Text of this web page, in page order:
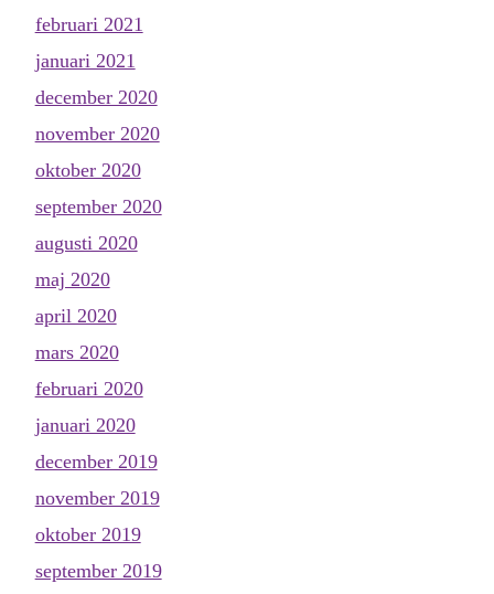
februari 2021
januari 2021
december 2020
november 2020
oktober 2020
september 2020
augusti 2020
maj 2020
april 2020
mars 2020
februari 2020
januari 2020
december 2019
november 2019
oktober 2019
september 2019